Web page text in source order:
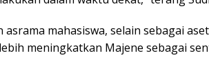
mahasiswa, selain sebagai
meningkatkan Majene sebagai